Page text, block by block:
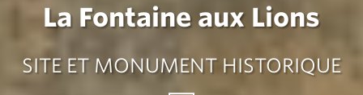
La Fontaine aux Lions
SITE ET MONUMENT HISTORIQUE